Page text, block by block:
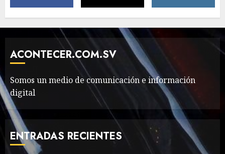
Need to Know About the
Classic Cars in a Retro
Movie?
MAYO 14, 2024 801
7
The full story of
Thailand’s extraordinary
cave rescue
MAYO 14, 2024 1017
ACONTECER.COM.SV
Somos un medio de comunicación e información
digital
ENTRADAS RECIENTES